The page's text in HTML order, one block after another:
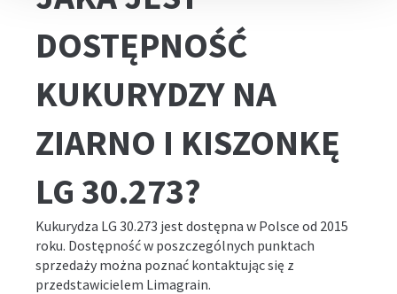
DOSTĘPNOŚĆ
KUKURYDZY NA
ZIARNO I KISZONKĘ
LG 30.273?
Kukurydza LG 30.273 jest dostępna w Polsce od 2015
roku. Dostępność w poszczególnych punktach
sprzedaży można poznać kontaktując się z
przedstawicielem Limagrain.